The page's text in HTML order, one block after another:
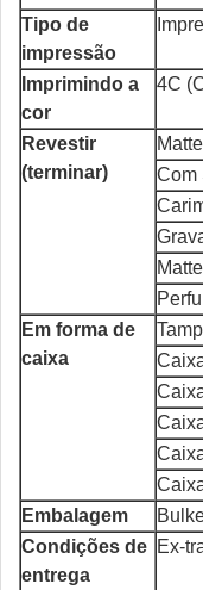
Tipo de
impressão
Imprimindo a
cor
4C
Revestir
(terminar)
Com
Em forma de
caixa
Embalagem
Condições de
entrega
Ex-